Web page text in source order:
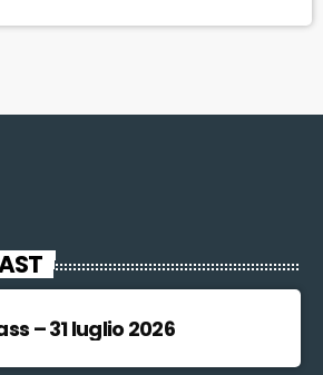
– 31 luglio 2026